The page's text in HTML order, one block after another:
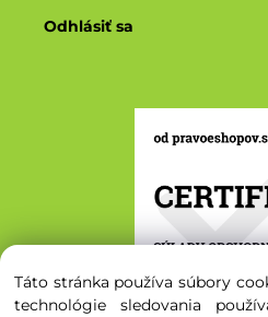
Odhlásiť sa
Táto stránka používa súbory
technológie sledovania